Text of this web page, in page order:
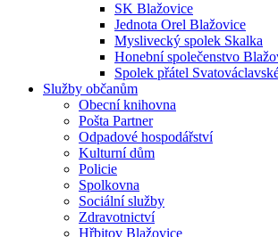
SK Blažovice
Jednota Orel Blažovice
Myslivecký spolek Skalka
Honební společenstvo
Spolek přátel
Služby občanům
Obecní knihovna
Pošta Partner
Odpadové hospodářství
Kulturní dům
Policie
Spolkovna
Sociální služby
Zdravotnictví
Hřbitov Blažovice